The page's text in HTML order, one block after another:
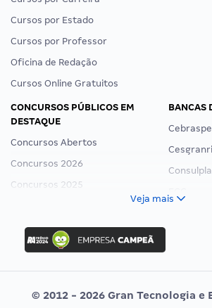
Cursos por Estado
Cursos por Professor
Oficina de Redação
Cursos Online Gratuitos
CONCURSOS PÚBLICOS EM
DESTAQUE
Concursos Abertos
Concursos 2026
Concursos 2025
Concurso Ibama
Concurso MPU
Editais publicados
BANCAS
Cebraspe
Vunesp
Veja mais
© 2012 - 2026 Gran Tecnologia e